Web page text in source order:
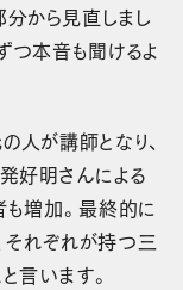
から見直しまし
つ本音も聞けるよ
人が講師となり、
好明さんによる
増加。最終的に
それぞれが持つ三
言います。